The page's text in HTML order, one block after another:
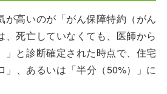
が高いのが「がん保障特約（がん
、死亡していなくても、医師から
」と診断確定された時点で、住宅
」、あるいは「半分（50%）」に